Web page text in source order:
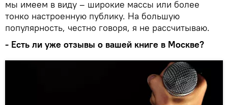
мы имеем в виду – широкие массы или более
тонко настроенную публику. На большую
популярность, честно говоря, я не рассчитываю.
- Есть ли уже отзывы о вашей книге в Москве?